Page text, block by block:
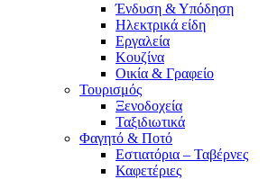
Ένδυση & Υπόδηση
Ηλεκτρικά είδη
Εργαλεία
Κουζίνα
Οικία & Γραφείο
Τουρισμός
Ξενοδοχεία
Ταξιδιωτικά
Φαγητό & Ποτό
Εστιατόρια – Ταβέρνες
Καφετέριες